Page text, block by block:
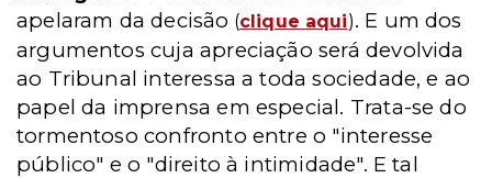
apelaram da decisão (clique aqui). E um dos
argumentos cuja apreciação será devolvida
ao Tribunal interessa a toda sociedade, e ao
papel da imprensa em especial. Trata-se do
tormentoso confronto entre o "interesse
público" e o "direito à intimidade". E tal